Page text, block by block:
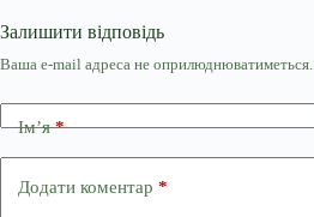
Залишити відповідь
Ваша e-mail адреса не оприлюднюватиметься.
Ім’я*
Додати коментар *